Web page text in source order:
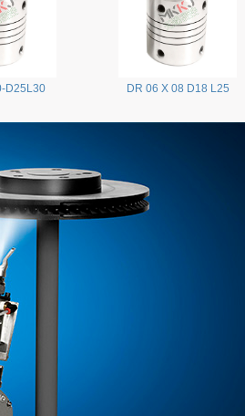
D25L30 DR 06 X 08 D18 L25